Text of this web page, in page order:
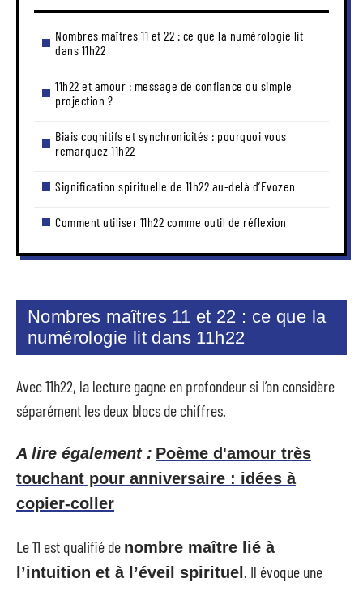
Nombres maîtres 11 et 22 : ce que la numérologie lit
dans 11h22
11h22 et amour : message de confiance ou simple
projection ?
Biais cognitifs et synchronicités : pourquoi vous
remarquez 11h22
Signification spirituelle de 11h22 au-delà d’Evozen
Comment utiliser 11h22 comme outil de réflexion
Nombres maîtres 11 et 22 : ce que la
numérologie lit dans 11h22
Avec 11h22, la lecture gagne en profondeur si l’on considère
séparément les deux blocs de chiffres.
A lire également : Poème d'amour très
touchant pour anniversaire : idées à
copier-coller
Le 11 est qualifié de nombre maître lié à
l’intuition et à l’éveil spirituel . Il évoque une